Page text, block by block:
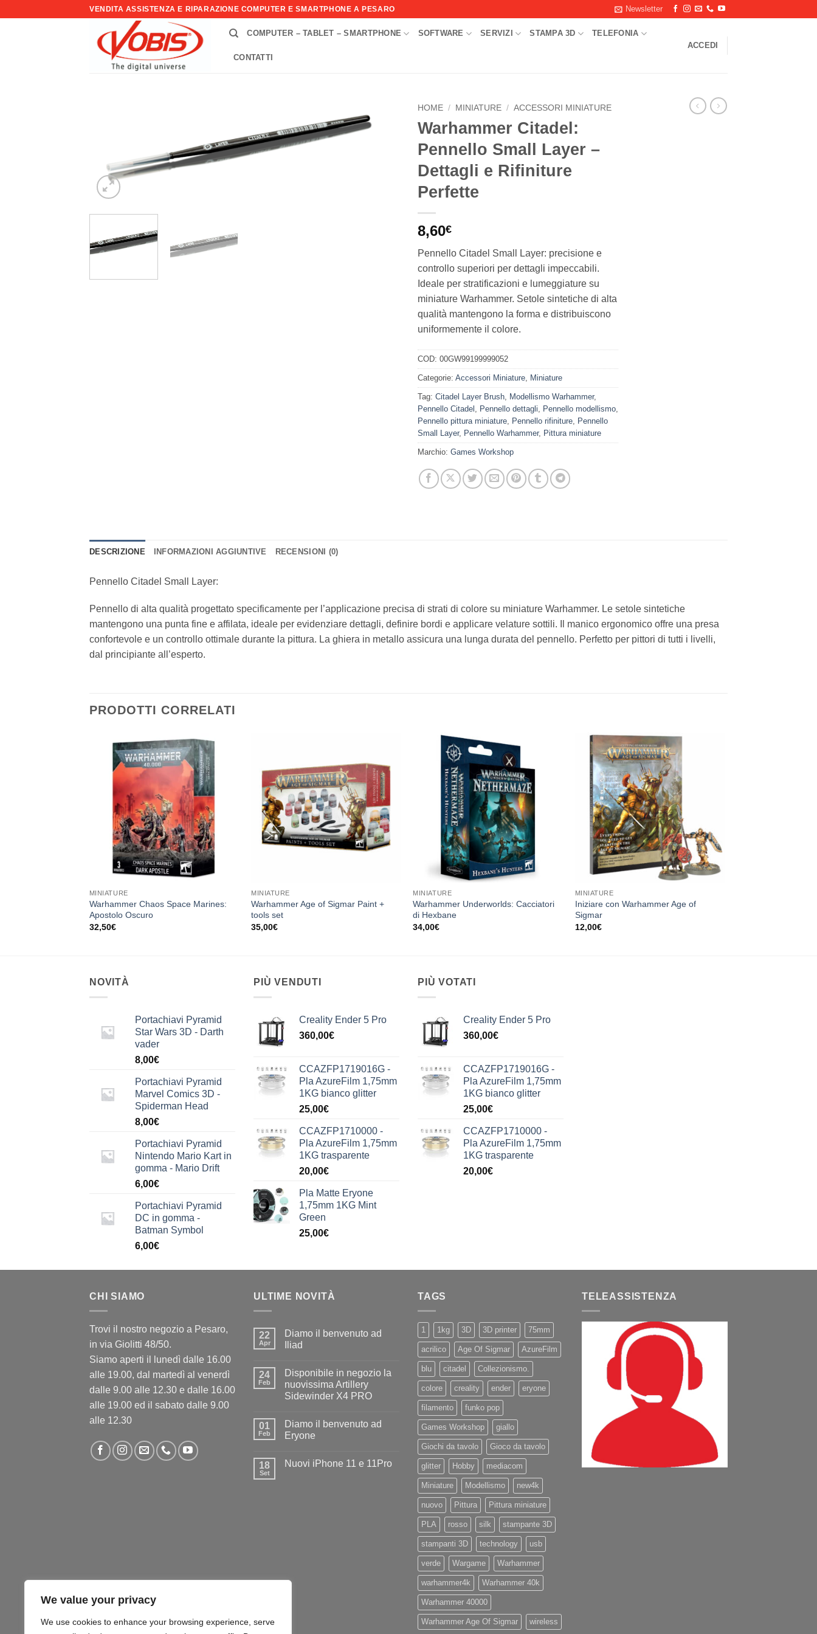
We value your privacy
We use cookies to enhance your browsing experience, serve
VENDITA ASSISTENZA E RIPARAZIONE COMPUTER E SMARTPHONE A PESARO Newsletter
COMPUTER – TABLET – SMARTPHONE SOFTWARE SERVIZI STAMPA 3D TELEFONIA
CONTATTI
ACCEDI
HOME / MINIATURE / ACCESSORI MINIATURE
Warhammer Citadel:
Pennello Small Layer –
Dettagli e Rifiniture
Perfette
8,60€
Pennello Citadel Small Layer: precisione e
controllo superiori per dettagli impeccabili.
Ideale per stratificazioni e lumeggiature su
miniature Warhammer. Setole sintetiche di alta
qualità mantengono la forma e distribuiscono
uniformemente il colore.
COD: 00GW99199999052
Categorie: Accessori Miniature Miniature
Tag: Citadel Layer Brush Modellismo Warhammer,
Pennello Citadel
Pennello dettagli Pennello modellismo
Pennello pittura miniature Pennello rifiniture Pennello
Small Layer, Pennello Warhammer, Pittura miniature
Marchio: Games Workshop
DESCRIZIONE INFORMAZIONI AGGIUNTIVE RECENSIONI (0)
Pennello Citadel Small Layer:
Pennello di alta qualità progettato specificamente per l’applicazione precisa di strati di colore su miniature Warhammer. Le setole sintetiche
mantengono una punta fine e affilata, ideale per evidenziare dettagli, definire bordi e applicare velature sottili. Il manico ergonomico offre una presa
confortevole e un controllo ottimale durante la pittura. La ghiera in metallo assicura una lunga durata del pennello. Perfetto per pittori di tutti i livelli,
dal principiante all’esperto.
PRODOTTI CORRELATI
Aggiungi
alla lista
dei
desideri
MINIATURE
Warhammer Chaos Space Marines:
Apostolo Oscuro
32,50€
Aggiungi
alla lista
dei
desideri
MINIATURE
Warhammer Age of Sigmar Paint +
tools set
35,00€
Aggiungi
alla lista
desideri
MINIATURE
Warhammer Underworlds: Cacciatori
di Hexbane
34,00€
MINIATURE
Iniziare con Warhammer Age of
Sigmar
12,00€
NOVITÀ
Portachiavi Pyramid
Star Wars 3D - Darth
vader
8,00€
Portachiavi Pyramid
Marvel Comics 3D -
Spiderman Head
8,00€
Portachiavi Pyramid
Nintendo Mario Kart in
gomma - Mario Drift
6,00€
Portachiavi Pyramid
DC in gomma -
Batman Symbol
6,00€
PIÙ VENDUTI
Creality Ender 5 Pro
360,00€
CCAZFP1719016G -
Pla AzureFilm 1,75mm
1KG bianco glitter
25,00€
CCAZFP1710000 -
Pla AzureFilm 1,75mm
1KG trasparente
20,00€
Pla Matte Eryone
1,75mm 1KG Mint
Green
25,00€
PIÙ VOTATI
Creality Ender 5 Pro
360,00€
CCAZFP1719016G -
Pla AzureFilm 1,75mm
1KG bianco glitter
25,00€
CCAZFP1710000 -
Pla AzureFilm 1,75mm
1KG trasparente
20,00€
CHI SIAMO
Trovi il nostro negozio a Pesaro,
in via Giolitti 48/50.
Siamo aperti il lunedì dalle 16.00
alle 19.00, dal martedì al venerdì
dalle 9.00 alle 12.30 e dalle 16.00
alle 19.00 ed il sabato dalle 9.00
alle 12.30
ULTIME NOVITÀ
22
Apr
Diamo il benvenuto ad
Iliad
su
Diamo
il
benvenuto
24
Feb
Disponibile in negozio la
nuovissima Artillery
Sidewinder X4 PRO
su
Disponibile
in
nuovissima
01
Feb
Diamo il benvenuto ad
Eryone
su
18
Set
Nuovi iPhone 11 e 11Pro
TAGS
1 1kg 3D 3D printer 75mm
acrilico Age Of Sigmar AzureFilm
blu citadel Collezionismo.
colore creality ender eryone
filamento funko pop
Games Workshop giallo
Giochi da tavolo Gioco da tavolo
glitter Hobby mediacom
Miniature Modellismo new4k
nuovo Pittura Pittura miniature
PLA rosso silk stampante 3D
stampanti 3D technology usb
verde Wargame Warhammer
warhammer4k Warhammer 40k
Warhammer 40000
Warhammer Age Of Sigmar wireless
TELEASSISTENZA